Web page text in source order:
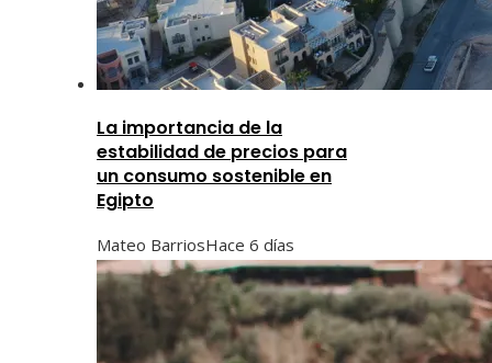
La importancia de la
estabilidad de precios para
un consumo sostenible en
Egipto
Mateo BarriosHace 6 días